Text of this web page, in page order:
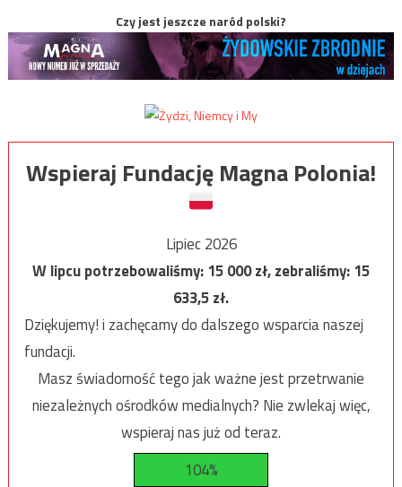
Czy jest jeszcze naród polski?
Wspieraj Fundację Magna Polonia!
Lipiec 2026
W lipcu potrzebowaliśmy:15 000zł, zebraliśmy:15
633,5zł.
Dziękujemy! i zachęcamy do dalszego wsparcia naszej
fundacji.
Masz świadomość tego jak ważne jest przetrwanie
niezależnych ośrodków medialnych? Nie zwlekaj więc,
wspieraj nas już od teraz.
104%